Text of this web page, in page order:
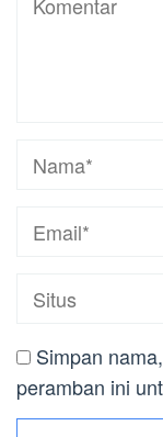
Simpan
peramban ini